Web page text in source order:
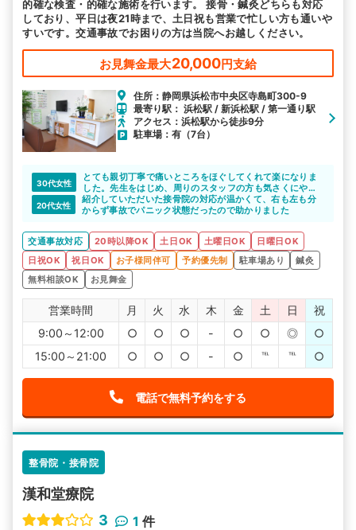
的確な検査・的確な施術を行います。 接骨・鍼灸どちらも対応
しており、平日は夜21時まで、土日祝も営業で忙しい方も通いや
すいです。交通事故でお困りの方は当院へお越しください。
お見舞金最大20,000円支給
住所：静岡県浜松市中央区寺島町300-9
最寄り駅： 浜松駅 / 新浜松駅 / 第一通り駅
アクセス：浜松駅から徒歩9分
駐車場：有（7台）
30代女性
とても親切丁寧で痛いところをほぐしてくれて楽になりま
した。先生をはじめ、周りのスタッフの方も気さくにやさ
しく対応してくれたのでよかったです！
20代女性
紹介していただいた接骨院の対応が温かくて、右も左も分
からず事故でパニック状態だったので助かりました
交通事故対応 20時以降OK 土日OK 土曜日OK
日曜日OK
日祝OK
祝日OK お子様同伴可 予約優先制 駐車場あり
鍼灸
無料相談OK
お見舞金
営業時間 月 火 水 木 金 土 日
祝
9:00～12:00
○ ○ ○ - ○ ○ ◎
○
15:00～21:00
○ ○ ○ - ○ ℡ ℡ ○
電話で無料予約をする
整骨院・接骨院
漢和堂療院
3
1 件